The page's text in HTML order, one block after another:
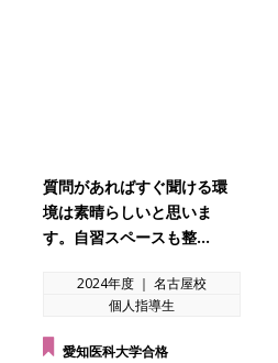
質問があればすぐ聞ける環
境は素晴らしいと思いま
す。自習スペースも整…
2024年度 ｜ 名古屋校
個人指導生
愛知医科大学合格